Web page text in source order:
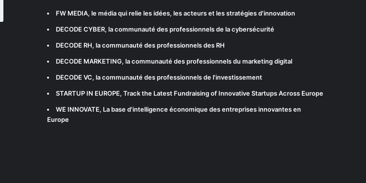
FW MEDIA, le média qui relie les idées, les acteurs et les stratégies d'innovation
DECODE CYBER, la communauté des professionnels de la cybersécurité
DECODE RH, la communauté des professionnels des RH
DECODE MARKETING, la communauté des professionnels du marketing digital
DECODE VC, la communauté des professionnels de l'investissement
STARTUP IN EUROPE, Track the Latest Fundraising of Innovative Startups Across Europe
WE INNOVATE, La base d'intelligence économique des entreprises innovantes en
Europe